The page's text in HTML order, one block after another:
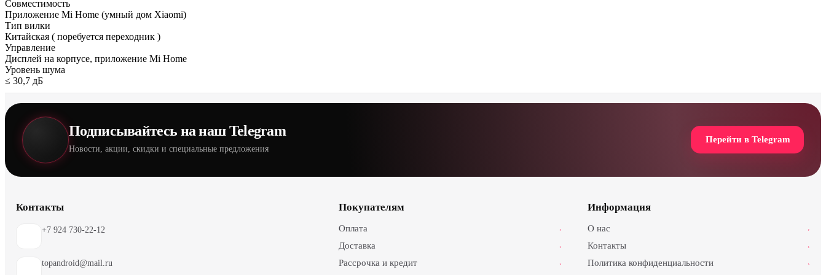
Совместимость
Приложение Mi Home (умный дом Xiaomi)
Тип вилки
Китайская ( поребуется переходник )
Управление
Дисплей на корпусе, приложение Mi Home
Уровень шума
≤ 30,7 дБ
Подписывайтесь на наш Telegram
Новости, акции, скидки и специальные предложения
Перейти в Telegram
Контакты
+7 924 730-22-12
topandroid@mail.ru
Покупателям
Оплата ›
Доставка ›
Рассрочка и кредит ›
Информация
О нас ›
Контакты ›
Политика конфиденциальности ›